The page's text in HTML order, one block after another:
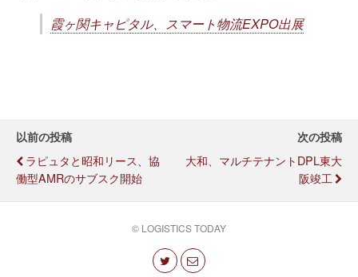
霞ヶ関キャピタル、スマート物流EXPO出展
以前の投稿
ラピュタと昭和リース、協
働型AMRのサブスク開始
次の投稿
大和、マルチテナントDPL東大
阪竣工
© LOGISTICS TODAY